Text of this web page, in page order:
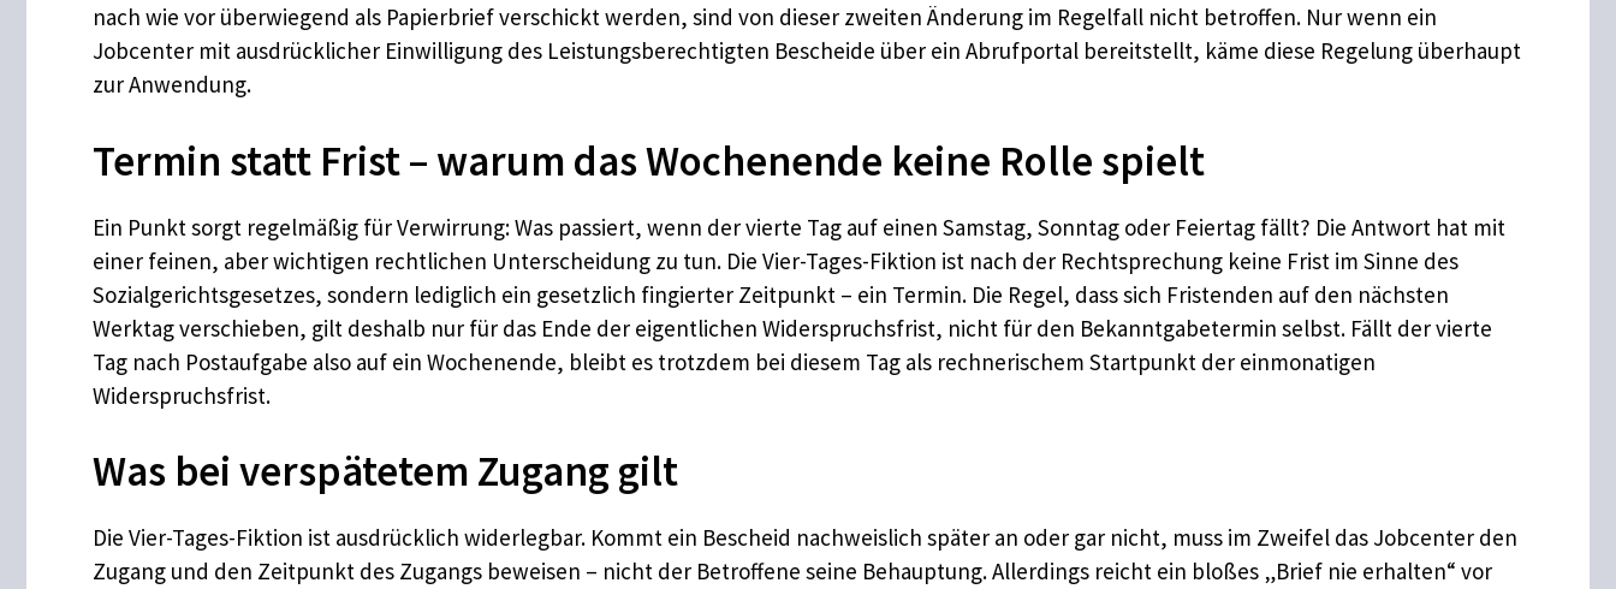
nach wie vor überwiegend als Papierbrief verschickt werden, sind von dieser zweiten Änderung im Regelfall nicht betroffen. Nur wenn ein
Jobcenter mit ausdrücklicher Einwilligung des Leistungsberechtigten Bescheide über ein Abrufportal bereitstellt, käme diese Regelung überhaupt
zur Anwendung.
Termin statt Frist – warum das Wochenende keine Rolle spielt
Ein Punkt sorgt regelmäßig für Verwirrung: Was passiert, wenn der vierte Tag auf einen Samstag, Sonntag oder Feiertag fällt? Die Antwort hat mit
einer feinen, aber wichtigen rechtlichen Unterscheidung zu tun. Die Vier-Tages-Fiktion ist nach der Rechtsprechung keine Frist im Sinne des
Sozialgerichtsgesetzes, sondern lediglich ein gesetzlich fingierter Zeitpunkt – ein Termin. Die Regel, dass sich Fristenden auf den nächsten
Werktag verschieben, gilt deshalb nur für das Ende der eigentlichen Widerspruchsfrist, nicht für den Bekanntgabetermin selbst. Fällt der vierte
Tag nach Postaufgabe also auf ein Wochenende, bleibt es trotzdem bei diesem Tag als rechnerischem Startpunkt der einmonatigen
Widerspruchsfrist.
Was bei verspätetem Zugang gilt
Die Vier-Tages-Fiktion ist ausdrücklich widerlegbar. Kommt ein Bescheid nachweislich später an oder gar nicht, muss im Zweifel das Jobcenter den
Zugang und den Zeitpunkt des Zugangs beweisen – nicht der Betroffene seine Behauptung. Allerdings reicht ein bloßes „Brief nie erhalten“ vor